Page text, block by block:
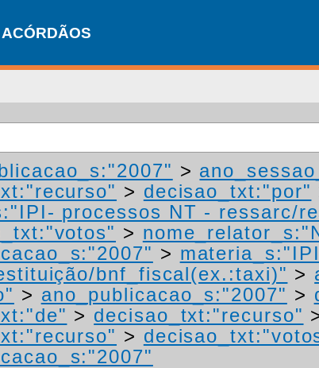
ACÓRDÃOS
>
> decisao_txt:"por"
processos NT - ressarc/
>
>
bnf_fiscal(ex.:taxi)" >
> ano_publicacao_s:"2007" >
> decisao_txt:"recurso"
>